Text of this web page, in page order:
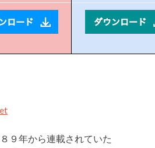
９年から連載されていた